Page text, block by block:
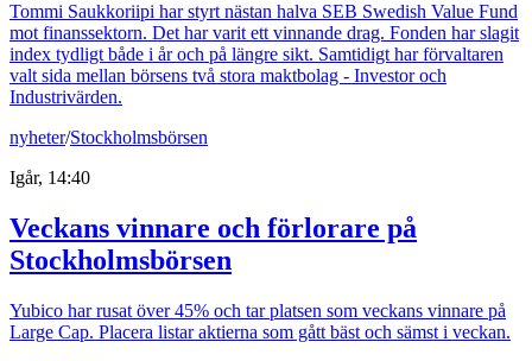
Tommi Saukkoriipi har styrt nästan halva SEB Swedish Value Fund
mot finanssektorn. Det har varit ett vinnande drag. Fonden har slagit
index tydligt både i år och på längre sikt. Samtidigt har förvaltaren
valt sida mellan börsens två stora maktbolag - Investor och
Industrivärden.
nyheter/Stockholmsbörsen
Igår, 14:40
Veckans vinnare och förlorare på
Stockholmsbörsen
Yubico har rusat över 45% och tar platsen som veckans vinnare på
Large Cap. Placera listar aktierna som gått bäst och sämst i veckan.